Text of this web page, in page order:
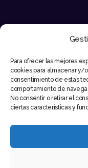
Para ofrecer las mejores
cookies para almacenar y/
consentimiento de estas
comportamiento de
No consentir o retirar el
ciertas características y